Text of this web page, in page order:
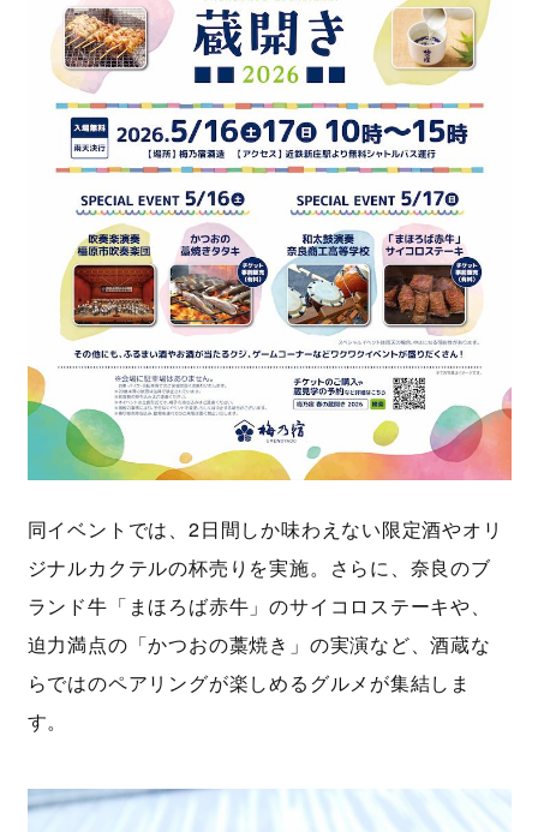
同イベントでは、2日間しか味わえない限定酒やオリ
ジナルカクテルの杯売りを実施。さらに、奈良のブ
ランド牛「まほろば赤牛」のサイコロステーキや、
迫力満点の「かつおの藁焼き」の実演など、酒蔵な
らではのペアリングが楽しめるグルメが集結しま
す。